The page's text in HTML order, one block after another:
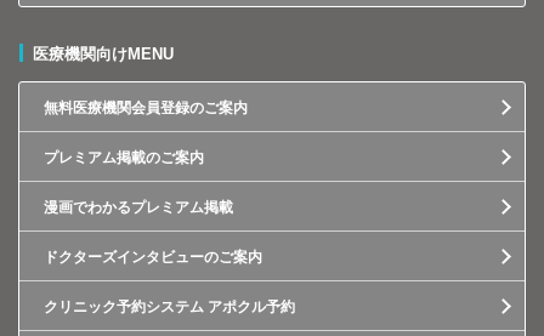
医療機関向けMENU
無料医療機関会員登録のご案内
プレミアム掲載のご案内
漫画でわかるプレミアム掲載
ドクターズインタビューのご案内
クリニック予約システム アポクル予約